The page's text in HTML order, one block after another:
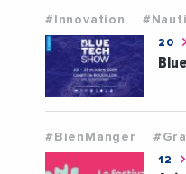
#Innovation
20
#BienManger
12